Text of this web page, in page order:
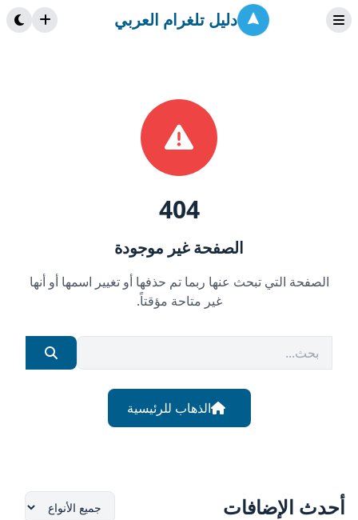
دليل تلغرام العربي
404
الصفحة غير موجودة
الصفحة التي تبحث عنها ربما تم حذفها أو تغيير اسمها أو أنها
غير متاحة مؤقتاً.
الذهاب للرئيسية
أحدث الإضافات